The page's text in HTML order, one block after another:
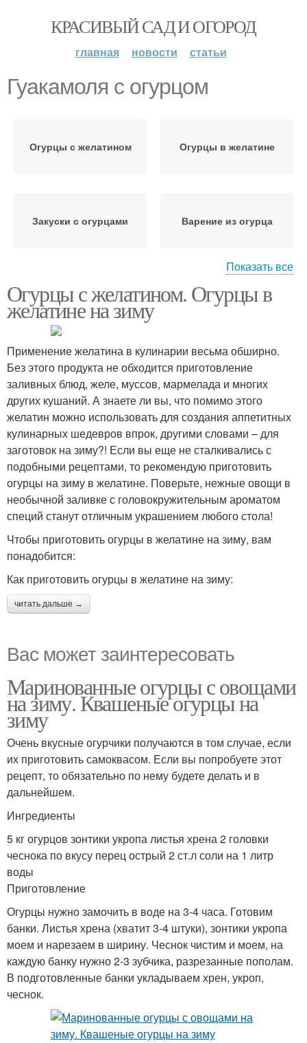
КРАСИВЫЙ САД И ОГОРОД
главная новости статьи
Гуакамоля с огурцом
Огурцы с желатином Огурцы в желатине
Закуски с огурцами Варение из огурца
Огурцы в желе Огурцы с помидорами
Показать все
Огурцы с желатином. Огурцы в
желатине на зиму
Применение желатина в кулинарии весьма обширно.
Без этого продукта не обходится приготовление
заливных блюд, желе, муссов, мармелада и многих
других кушаний. А знаете ли вы, что помимо этого
желатин можно использовать для создания аппетитных
кулинарных шедевров впрок, другими словами – для
заготовок на зиму?! Если вы еще не сталкивались с
подобными рецептами, то рекомендую приготовить
огурцы на зиму в желатине. Поверьте, нежные овощи в
необычной заливке с головокружительным ароматом
специй станут отличным украшением любого стола!
Чтобы приготовить огурцы в желатине на зиму, вам
понадобится:
Как приготовить огурцы в желатине на зиму:
читать дальше →
Вас может заинтересовать
Маринованные огурцы с овощами
на зиму. Квашеные огурцы на
зиму
Очень вкусные огурчики получаются в том случае, если
их приготовить самоквасом. Если вы попробуете этот
рецепт, то обязательно по нему будете делать и в
дальнейшем.
Ингредиенты
5 кг огурцов зонтики укропа листья хрена 2 головки
чеснока по вкусу перец острый 2 ст.л соли на 1 литр
воды
Приготовление
Огурцы нужно замочить в воде на 3-4 часа. Готовим
банки. Листья хрена (хватит 3-4 штуки), зонтики укропа
моем и нарезаем в ширину. Чеснок чистим и моем, на
каждую банку нужно 2-3 зубчика, разрезанные пополам.
В подготовленные банки укладываем хрен, укроп,
чеснок.